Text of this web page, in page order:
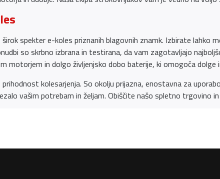
širok spekter e-koles priznanih blagovnih znamk. Izbirate lahko
so skrbno izbrana in testirana, da vam zagotavljajo
motorjem in dolgo življenjsko dobo baterije, ki omogoča dolge
kolesarjenja. So okolju prijazna, enostavna za
vašim potrebam in željam. Obiščite našo spletno trgovino